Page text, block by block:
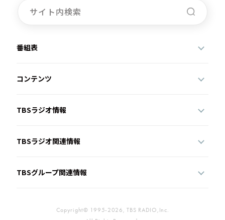
番組表
コンテンツ
TBSラジオ情報
TBSラジオ関連情報
TBSグループ関連情報
Copyright© 1995-2026, TBS RADIO,Inc.